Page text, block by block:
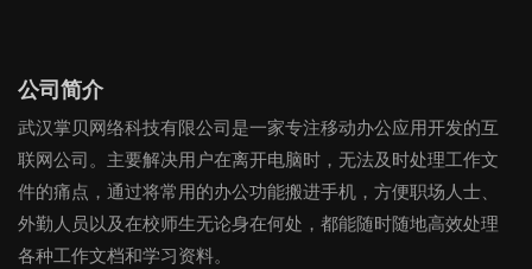
公司简介
武汉掌贝网络科技有限公司是一家专注移动办公应用开发的互
联网公司。主要解决用户在离开电脑时，无法及时处理工作文
件的痛点，通过将常用的办公功能搬进手机，方便职场人士、
外勤人员以及在校师生无论身在何处，都能随时随地高效处理
各种工作文档和学习资料。